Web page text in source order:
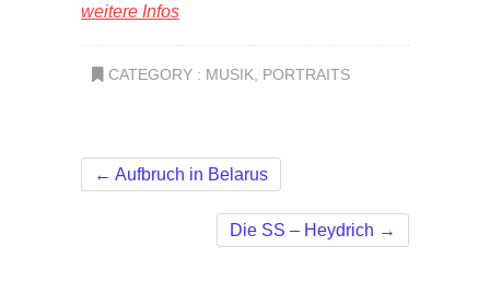
weitere Infos
CATEGORY : MUSIK PORTRAITS
← Aufbruch in Belarus
Die SS – Heydrich →